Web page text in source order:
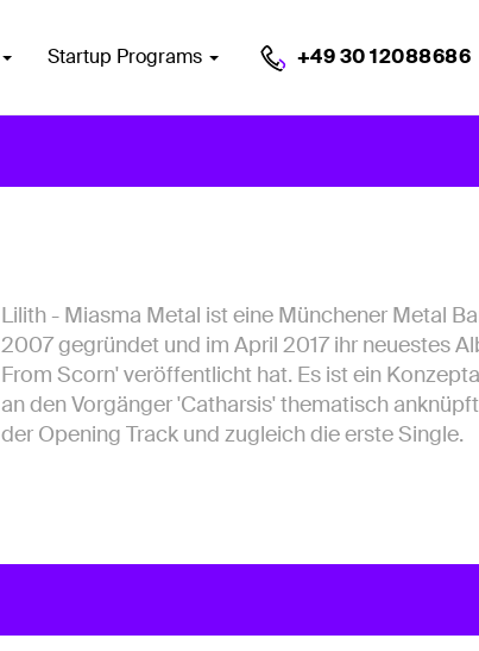
Startup Programs +49 30 12088686
Lilith - Miasma Metal ist eine Münchener Metal
2007 gegründet und im April 2017 ihr neuestes
From Scorn' veröffentlicht hat. Es ist ein
an den Vorgänger 'Catharsis' thematisch
der Opening Track und zugleich die erste Single.